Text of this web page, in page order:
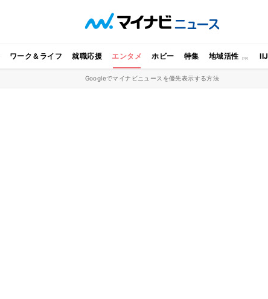
ワーク＆ライフ 就職応援 エンタメ ホビー 特集 地域活性 IIJ
Googleでマイナビニュースを優先表示する方法